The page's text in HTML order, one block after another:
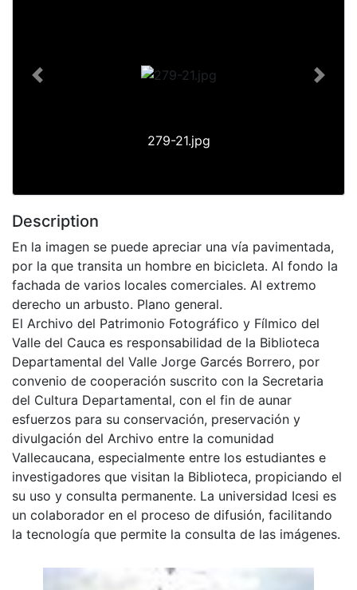
279-21.jpg
Previous Next
Description
En la imagen se puede apreciar una vía pavimentada,
por la que transita un hombre en bicicleta. Al fondo la
fachada de varios locales comerciales. Al extremo
derecho un arbusto. Plano general.
El Archivo del Patrimonio Fotográfico y Fílmico del
Valle del Cauca es responsabilidad de la Biblioteca
Departamental del Valle Jorge Garcés Borrero, por
convenio de cooperación suscrito con la Secretaria
del Cultura Departamental, con el fin de aunar
esfuerzos para su conservación, preservación y
divulgación del Archivo entre la comunidad
Vallecaucana, especialmente entre los estudiantes e
investigadores que visitan la Biblioteca, propiciando el
su uso y consulta permanente. La universidad Icesi es
un colaborador en el proceso de difusión, facilitando
la tecnología que permite la consulta de las imágenes.